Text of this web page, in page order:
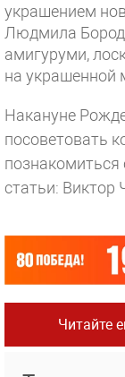
украшением
Людмила
амигуруми,
на украшенной
Накануне
посоветовать
познакомиться
статьи: Виктор
Читайте